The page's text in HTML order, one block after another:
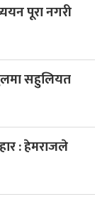
पूरा नगरी
सहुलियत
: हेमराजले